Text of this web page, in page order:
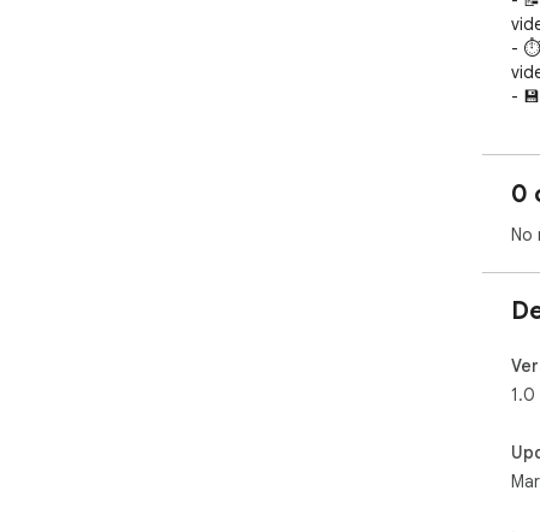
- ⏱️
-
-
- ⌨️
2.
3.
0
No
1.0